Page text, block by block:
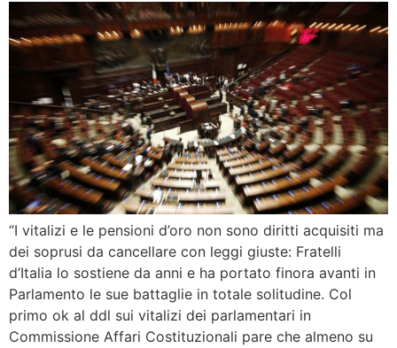
“I vitalizi e le pensioni d’oro non sono diritti acquisiti ma
dei soprusi da cancellare con leggi giuste: Fratelli
d’Italia lo sostiene da anni e ha portato finora avanti in
Parlamento le sue battaglie in totale solitudine. Col
primo ok al ddl sui vitalizi dei parlamentari in
Commissione Affari Costituzionali pare che almeno su